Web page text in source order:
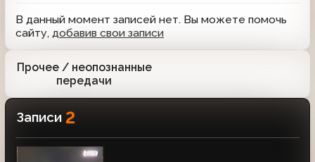
В данный момент записей нет. Вы можете помочь
сайту, добавив свои записи
2
Прочее / неопознанные
передачи
Записи 2